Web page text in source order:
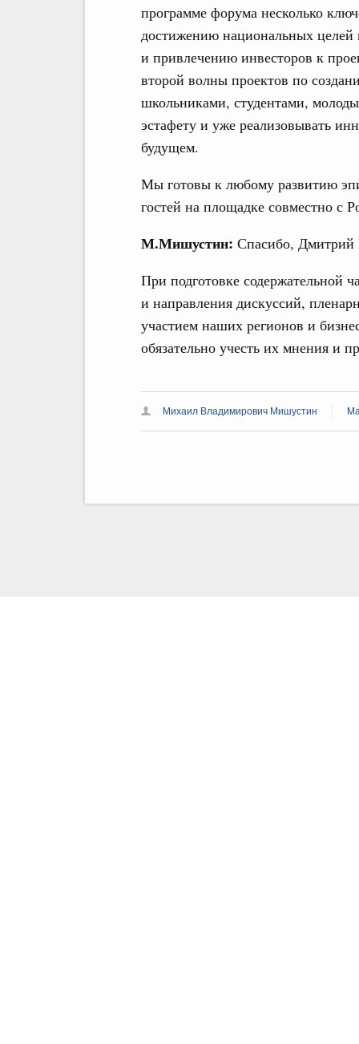
программе форума несколько
достижению национальных целей
и привлечению инвесторов к
второй волны проектов по
школьниками, студентами,
эстафету и уже реализовывать
будущем.
Мы готовы к любому развитию
гостей на площадке совместно с
М.Мишустин: Спасибо, Дмитрий
При подготовке содержательной
и направления дискуссий,
участием наших регионов и
обязательно учесть их мнения и
Михаил Владимирович Мишустин